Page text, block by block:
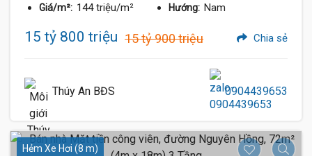
Giá/m²: 144 triệu/m² Hướng: Nam
15 tỷ 800 triệu 15 tỷ 900 triệu Chia sẻ
Thúy An BĐS 0904439653
Hẻm Xe Hơi (8 m)